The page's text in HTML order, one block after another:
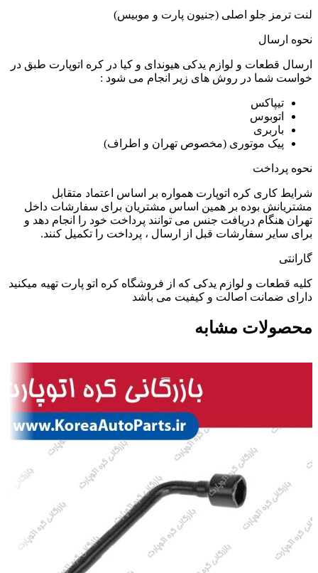
لنت ترمز جلو اصلی (جنیون پارت و موبیس)
نحوه ارسال
ارسال قطعات و لوازم یدکی هیوندای و کیا در کره اتوپارت طبق در
خواست شما در روش های زیر انجام می شود :
تیپاکس
اتوبوس
باربری
پیک موتوری (مخصوص تهران و اطراف)
نحوه پرداخت
شرایط کاری کره اتوپارت همواره بر اساس اعتماد متقابل
مشتریانش بوده بر همین اساس مشتریان برای سفارشات داخل
تهران هنگام دریافت جنس می توانند پرداخت خود را انجام دهد و
برای سایر سفارشات قبل از ارسال ، پرداخت را تکمیل کنند.
گارانتی
کلیه قطعات و لوازم یدکی که از فروشگاه کره اتو پارت تهیه میکنید
دارای ضمانت اصالت و کیفیت می باشد
محصولات مشابه